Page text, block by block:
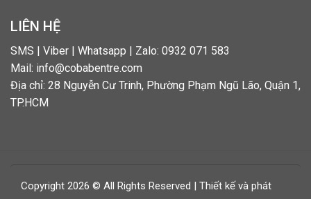
LIÊN HỆ
SMS | Viber | Whatsapp | Zalo: 0932 071 583
Mail: info@cobabentre.com
Địa chỉ: 28 Nguyễn Cư Trinh, Phường Phạm Ngũ Lão, Quận 1,
TP.HCM
Copyright 2026 © All Rights Reserved | Thiết kế và phát